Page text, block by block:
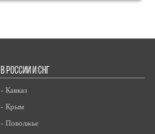
В РОССИИ И СНГ
- Кавказ
- Крым
- Поволжье